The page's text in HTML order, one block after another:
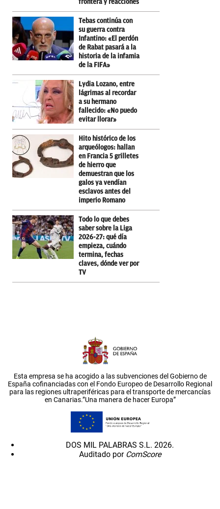
frontera y reacciones
Tebas continúa con
su guerra contra
Infantino: «El perdón
de Rabat pasará a la
historia de la infamia
de la FIFA»
Lydia Lozano, entre
lágrimas al recordar
a su hermano
fallecido: «No puedo
evitar llorar»
Hito histórico de los
arqueólogos: hallan
en Francia 5 grilletes
de hierro que
demuestran que los
galos ya vendían
esclavos antes del
imperio Romano
Todo lo que debes
saber sobre la Liga
2026-27: qué día
empieza, cuándo
termina, fechas
claves, dónde ver por
TV
Esta empresa se ha acogido a las subvenciones del Gobierno de
España cofinanciadas con el Fondo Europeo de Desarrollo Regional
para las regiones ultraperiféricas para el transporte de mercancías
en Canarias.”Una manera de hacer Europa”
DOS MIL PALABRAS S.L. 2026.
Auditado por ComScore